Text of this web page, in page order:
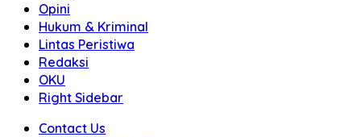
Opini
Hukum & Kriminal
Lintas Peristiwa
Redaksi
OKU
Right Sidebar
Contact Us